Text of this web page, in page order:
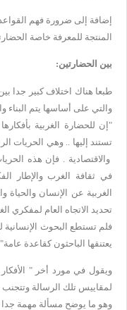
إضافة إلى ضرورة فهم
المنتجة للمعرفة خاصة
بين الحضارتين:
طبعا هناك اختلاف كبير جدا
والتي على أساسها يتم البناء
"إن للحضارة الغربية
تستند إليها .. وهي الحريات
والاقتصادية . فإن هذه
في ثقافة الغرب والإطار
الغربية عن الإنسان
تحديد الاتجاه العام لمفكري
فلم تستطع البحوث الإنسانية
يعتنقها الباحثون كقاعدة
ويقول في مورد أخر "
لمقاييس تلك الرسالة وتتجنب
وهو ما يوضح مسألة مهمة جدا